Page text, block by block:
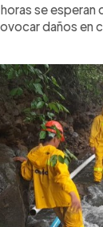
se
daños en